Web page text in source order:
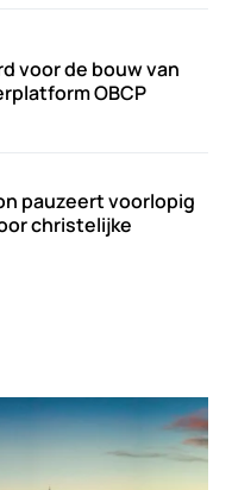
voor de bouw van
OBCP
pauzeert voorlopig
christelijke